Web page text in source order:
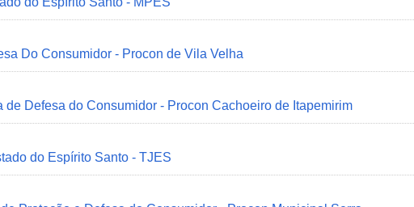
Do Consumidor - Procon de Vila Velha
de Defesa do Consumidor - Procon Cachoeiro de Itapemirim
do Espírito Santo - TJES